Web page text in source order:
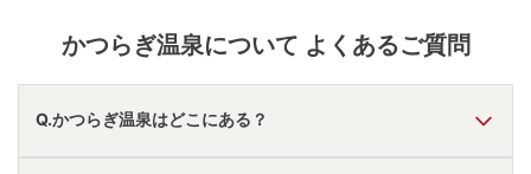
かつらぎ温泉について よくあるご質問
Q.かつらぎ温泉はどこにある？